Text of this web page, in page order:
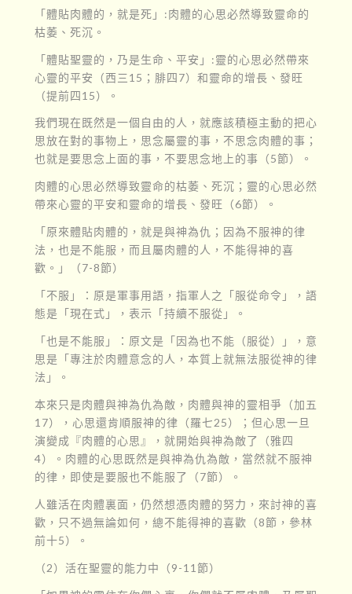
「體貼肉體的，就是死」:肉體的心思必然導致靈命的
枯萎、死沉。
「體貼聖靈的，乃是生命、平安」:靈的心思必然帶來
心靈的平安（西三15；腓四7）和靈命的增長、發旺
（提前四15）。
我們現在既然是一個自由的人，就應該積極主動的把心
思放在對的事物上，思念屬靈的事，不思念肉體的事；
也就是要思念上面的事，不要思念地上的事（5節）。
肉體的心思必然導致靈命的枯萎、死沉；靈的心思必然
帶來心靈的平安和靈命的增長、發旺（6節）。
「原來體貼肉體的，就是與神為仇；因為不服神的律
法，也是不能服，而且屬肉體的人，不能得神的喜
歡。」（7-8節）
「不服」：原是軍事用語，指軍人之「服從命令」，語
態是「現在式」，表示「持續不服從」。
「也是不能服」：原文是「因為也不能（服從）」，意
思是「專注於肉體意念的人，本質上就無法服從神的律
法」。
本來只是肉體與神為仇為敵，肉體與神的靈相爭（加五
17），心思還肯順服神的律（羅七25）；但心思一旦
演變成『肉體的心思』，就開始與神為敵了（雅四
4）。肉體的心思既然是與神為仇為敵，當然就不服神
的律，即使是要服也不能服了（7節）。
人雖活在肉體裏面，仍然想憑肉體的努力，來討神的喜
歡，只不過無論如何，總不能得神的喜歡（8節，參林
前十5）。
（2）活在聖靈的能力中（9-11節）